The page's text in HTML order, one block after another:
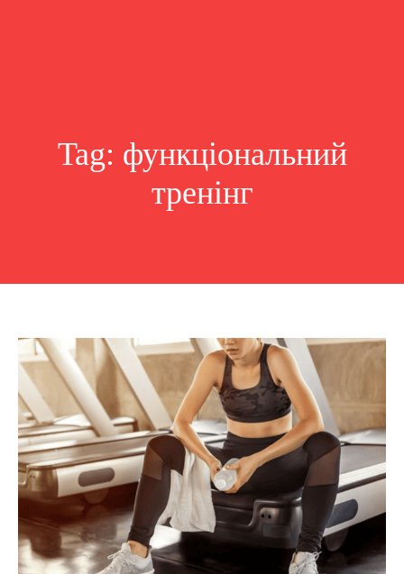
Tag: функціональний
тренінг